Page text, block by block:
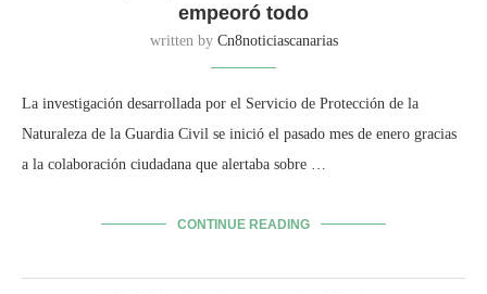
empeoró todo
written by Cn8noticiascanarias
La investigación desarrollada por el Servicio de Protección de la
Naturaleza de la Guardia Civil se inició el pasado mes de enero gracias
a la colaboración ciudadana que alertaba sobre …
CONTINUE READING